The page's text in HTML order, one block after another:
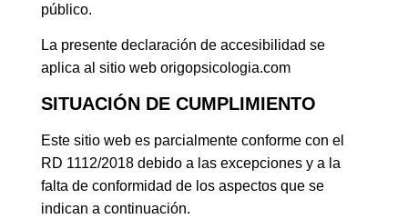
público.
La presente declaración de accesibilidad se
aplica al sitio web origopsicologia.com
SITUACIÓN DE CUMPLIMIENTO
Este sitio web es parcialmente conforme con el
RD 1112/2018 debido a las excepciones y a la
falta de conformidad de los aspectos que se
indican a continuación.